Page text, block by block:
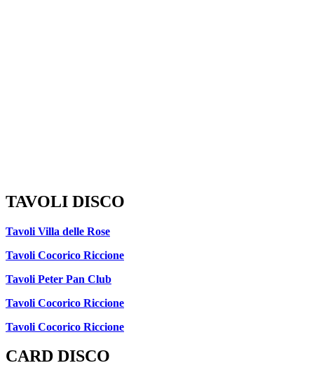
TAVOLI DISCO
Tavoli Villa delle Rose
Tavoli Cocorico Riccione
Tavoli Peter Pan Club
Tavoli Cocorico Riccione
Tavoli Cocorico Riccione
CARD DISCO